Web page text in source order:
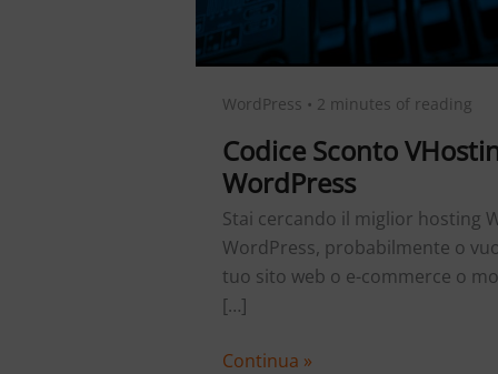
WordPress • 2 minutes of reading
Codice Sconto
WordPress
Stai cercando il miglior hosting
WordPress, probabilmente o
tuo sito web o e-commerce o
[…]
Codice
Continua »